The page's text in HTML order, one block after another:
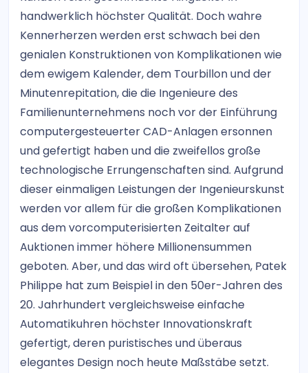
handwerklich höchster Qualität. Doch wahre
Kennerherzen werden erst schwach bei den
genialen Konstruktionen von Komplikationen wie
dem ewigem Kalender, dem Tourbillon und der
Minutenrepitation, die die Ingenieure des
Familienunternehmens noch vor der Einführung
computergesteuerter CAD-Anlagen ersonnen
und gefertigt haben und die zweifellos große
technologische Errungenschaften sind. Aufgrund
dieser einmaligen Leistungen der Ingenieurskunst
werden vor allem für die großen Komplikationen
aus dem vorcomputerisierten Zeitalter auf
Auktionen immer höhere Millionensummen
geboten. Aber, und das wird oft übersehen, Patek
Philippe hat zum Beispiel in den 50er-Jahren des
20. Jahrhundert vergleichsweise einfache
Automatikuhren höchster Innovationskraft
gefertigt, deren puristisches und überaus
elegantes Design noch heute Maßstäbe setzt.